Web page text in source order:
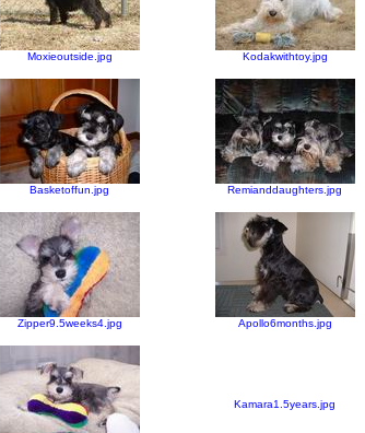
Moxieoutside.jpg Kodakwithtoy.jpg
Basketoffun.jpg Remianddaughters.jpg
Zipper9.5weeks4.jpg Apollo6months.jpg
Kamara1.5years.jpg